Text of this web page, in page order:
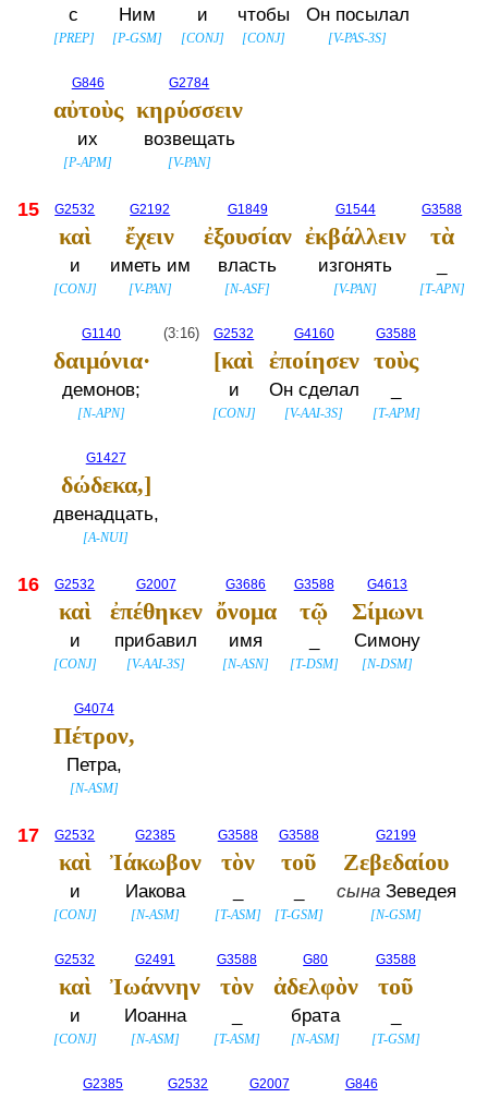
с
[PREP]
Ним
[P-GSM]
и
[CONJ]
чтобы
[CONJ]
Он посылал
[V-PAS-3S]
G846
αὐτοὺς
их
[P-APM]
G2784
κηρύσσειν
возвещать
[V-PAN]
15 G2532
καὶ
и
[CONJ]
G2192
ἔχειν
иметь им
[V-PAN]
G1849
ἐξουσίαν
власть
[N-ASF]
G1544
ἐκβάλλειν
изгонять
[V-PAN]
G3588
τὰ
[T-APN]
G1140
δαιμόνια·
демонов;
[N-APN]
(3:16) G2532
[καὶ
и
[CONJ]
G4160
ἐποίησεν
Он сделал
[V-AAI-3S]
G3588
τοὺς
[T-APM]
G1427
δώδεκα,]
двенадцать,
[A-NUI]
16 G2532
καὶ
и
[CONJ]
G2007
ἐπέθηκεν
прибавил
[V-AAI-3S]
G3686
ὄνομα
имя
[N-ASN]
G3588
τῷ
[T-DSM]
G4613
Σίμωνι
Симону
[N-DSM]
G4074
Πέτρον,
Петра,
[N-ASM]
17 G2532
καὶ
и
[CONJ]
G2385
Ἰάκωβον
Иакова
[N-ASM]
G3588
τὸν
[T-ASM]
G3588
τοῦ
[T-GSM]
G2199
Ζεβεδαίου
сынаЗеведея
[N-GSM]
G2532
καὶ
и
[CONJ]
G2491
Ἰωάννην
Иоанна
[N-ASM]
G3588
τὸν
[T-ASM]
G80
ἀδελφὸν
брата
[N-ASM]
G3588
τοῦ
[T-GSM]
G2385 G2532 G2007 G846